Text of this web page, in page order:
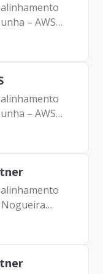
– AWS
– AWS
Nogueira
Maurício
Arquitetura